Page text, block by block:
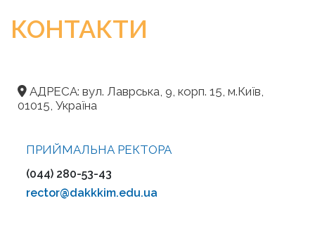
КОНТАКТИ
АДРЕСА: вул. Лаврська, 9, корп. 15, м.Київ,
01015, Україна
ПРИЙМАЛЬНА РЕКТОРА
(044) 280-53-43
rector@dakkkim.edu.ua